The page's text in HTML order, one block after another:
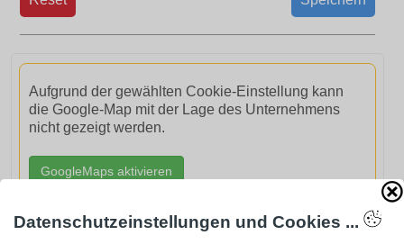
Aufgrund der gewählten Cookie-Einstellung kann
die Google-Map mit der Lage des Unternehmens
nicht gezeigt werden.
GoogleMaps aktivieren
Datenschutzeinstellungen und Cookies ...